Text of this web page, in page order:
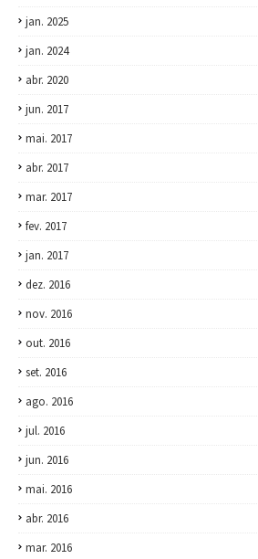
jan. 2025
jan. 2024
abr. 2020
jun. 2017
mai. 2017
abr. 2017
mar. 2017
fev. 2017
jan. 2017
dez. 2016
nov. 2016
out. 2016
set. 2016
ago. 2016
jul. 2016
jun. 2016
mai. 2016
abr. 2016
mar. 2016